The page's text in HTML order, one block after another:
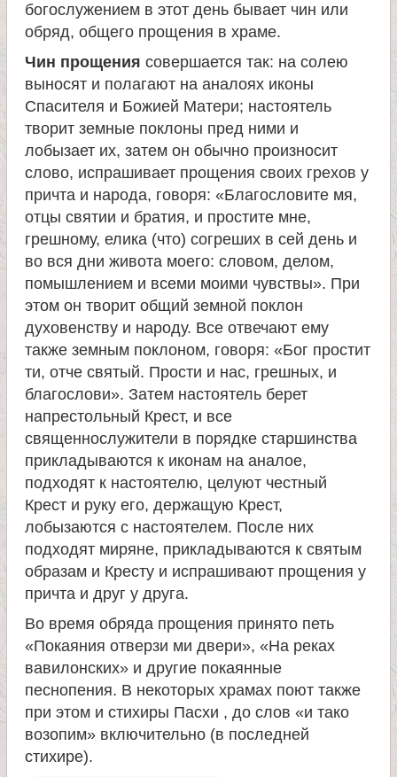
е
л
я
П
а
н
е
л
е
и
м
о
н
богослужением в этот день бывает чин или
обряд, общего прощения в храме.
Чин прощения совершается так: на солею
выносят и полагают на аналоях иконы
Спасителя и Божией Матери; настоятель
творит земные поклоны пред ними и
лобызает их, затем он обычно произносит
слово, испрашивает прощения своих грехов у
причта и народа, говоря: «Благословите мя,
отцы святии и братия, и простите мне,
грешному, елика (что) согреших в сей день и
во вся дни живота моего: словом, делом,
помышлением и всеми моими чувствы». При
этом он творит общий земной поклон
духовенству и народу. Все отвечают ему
также земным поклоном, говоря: «Бог простит
ти, отче святый. Прости и нас, грешных, и
благослови». Затем настоятель берет
напрестольный Крест, и все
священнослужители в порядке старшинства
прикладываются к иконам на аналое,
подходят к настоятелю, целуют честный
Крест и руку его, держащую Крест,
лобызаются с настоятелем. После них
подходят миряне, прикладываются к святым
образам и Кресту и испрашивают прощения у
причта и друг у друга.
Во время обряда прощения принято петь
«Покаяния отверзи ми двери», «На реках
вавилонских» и другие покаянные
песнопения. В некоторых храмах поют также
при этом и стихиры Пасхи , до слов «и тако
возопим» включительно (в последней
стихире).